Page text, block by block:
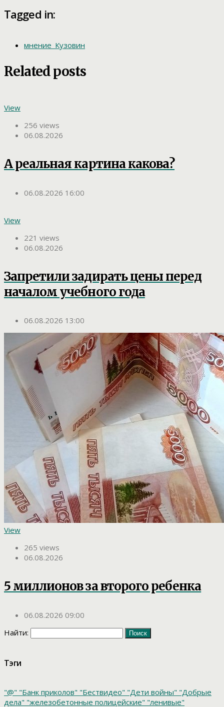
Tagged in:
мнение_Кузовин
Related posts
View
256 views
06.08.2026
А реальная картина какова?
06.08.2026 16:00
View
221 views
06.08.2026
Запретили задирать цены перед
началом учебного года
06.08.2026 13:00
View
265 views
06.08.2026
5 миллионов за второго ребенка
06.08.2026 09:00
Найти:
Тэги
"@" "Банк приколов" "Бествидео" "Дети войны" "Добрые
дела" "железобетонные полицейские" "ленивые"